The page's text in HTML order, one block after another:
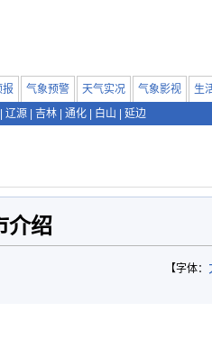
报 气象预警 天气实况 气象影视 生
辽源 吉林 通化 白山 延边
介绍
【字体：